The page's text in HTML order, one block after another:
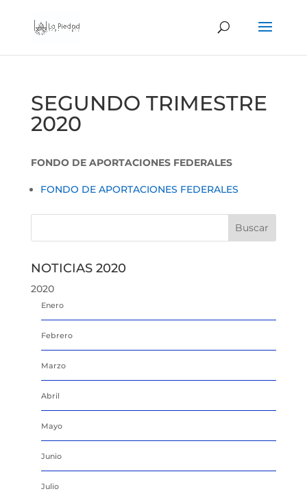
SEGUNDO TRIMESTRE
2020
FONDO DE APORTACIONES FEDERALES
FONDO DE APORTACIONES FEDERALES
NOTICIAS 2020
2020
Enero
Febrero
Marzo
Abril
Mayo
Junio
Julio